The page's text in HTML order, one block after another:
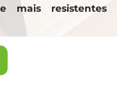
mais resistentes